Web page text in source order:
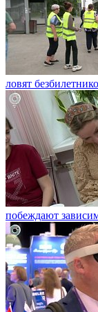
ловят
побеждают